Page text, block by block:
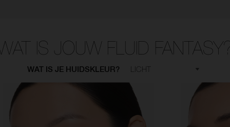
IS JOUW FLUID
WAT IS JE HUIDSKLEUR?